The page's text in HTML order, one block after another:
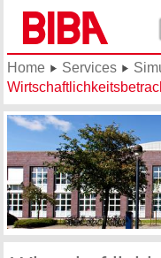
Home Services